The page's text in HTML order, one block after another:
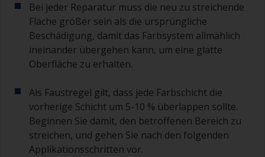
Bei jeder Reparatur muss die neu zu streichende
Fläche größer sein als die ursprüngliche
Beschädigung, damit das Farbsystem allmählich
ineinander übergehen kann, um eine glatte
Oberfläche zu erhalten.
Als Faustregel gilt, dass jede Farbschicht die
vorherige Schicht um 5-10 % überlappen sollte.
Beginnen Sie damit, den betroffenen Bereich zu
streichen, und gehen Sie nach den folgenden
Applikationsschritten vor.